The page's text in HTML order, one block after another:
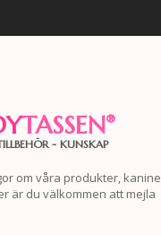
TASSEN®
- KUNSKAP
om våra produkter,
är du välkommen att mejla